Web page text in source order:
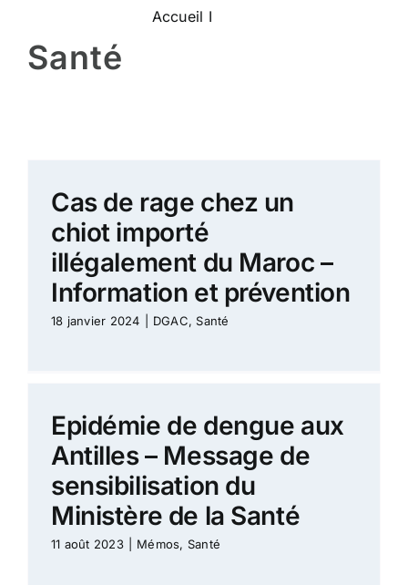
Accueil I
Santé
Cas de rage chez un
chiot importé
illégalement du Maroc –
Information et prévention
18 janvier 2024 DGAC, Santé
Epidémie de dengue aux
Antilles – Message de
sensibilisation du
Ministère de la Santé
11 août 2023 Mémos, Santé